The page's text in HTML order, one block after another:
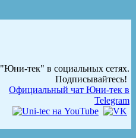
"Юни-тек" в социальных сетях.
Подписывайтесь!